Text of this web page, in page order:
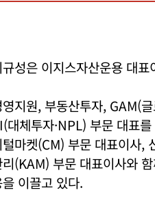
규성은 이지스자산운용 대표
영지원, 부동산투자, GAM(
대체투자·NPL) 부문 대표
털마켓(CM) 부문 대표이사,
리(KAM) 부문 대표이사와
을 이끌고 있다.